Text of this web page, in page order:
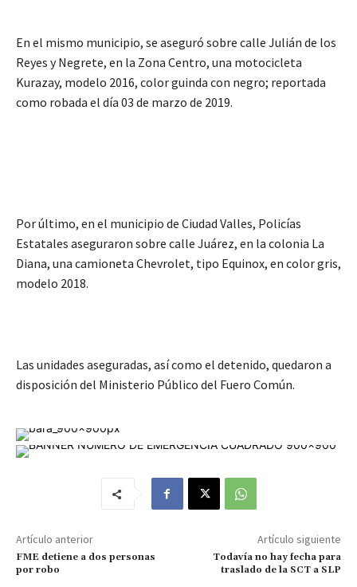
En el mismo municipio, se aseguró sobre calle Julián de los
Reyes y Negrete, en la Zona Centro, una motocicleta
Kurazay, modelo 2016, color guinda con negro; reportada
como robada el día 03 de marzo de 2019.
Por último, en el municipio de Ciudad Valles, Policías
Estatales aseguraron sobre calle Juárez, en la colonia La
Diana, una camioneta Chevrolet, tipo Equinox, en color gris,
modelo 2018.
Las unidades aseguradas, así como el detenido, quedaron a
disposición del Ministerio Público del Fuero Común.
Artículo anterior
FME detiene a dos personas
por robo
Artículo siguiente
Todavía no hay fecha para
traslado de la SCT a SLP